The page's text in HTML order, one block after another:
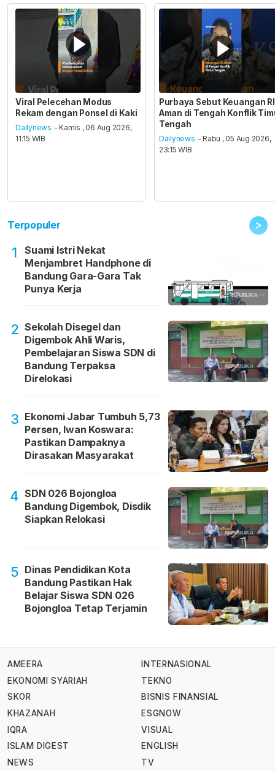
Viral Pelecehan Modus
Rekam dengan Ponsel di Kaki
Dailynews - Kamis , 06 Aug 2026,
11:15 WIB
Purbaya Sebut Keuangan RI
Aman di Tengah Konflik
Tengah
Dailynews - Rabu , 05 Aug 2026,
23:15 WIB
Terpopuler >
1
Suami Istri Nekat
Menjambret Handphone di
Bandung Gara-Gara Tak
Punya Kerja
2 Sekolah Disegel dan
Digembok Ahli Waris,
Pembelajaran Siswa SDN di
Bandung Terpaksa
Direlokasi
3 Ekonomi Jabar Tumbuh 5,73
Persen, Iwan Koswara:
Pastikan Dampaknya
Dirasakan Masyarakat
4 SDN 026 Bojongloa
Bandung Digembok, Disdik
Siapkan Relokasi
5 Dinas Pendidikan Kota
Bandung Pastikan Hak
Belajar Siswa SDN 026
Bojongloa Tetap Terjamin
AMEERA
EKONOMI SYARIAH
SKOR
KHAZANAH
IQRA
ISLAM DIGEST
NEWS
INTERNASIONAL
TEKNO
BISNIS FINANSIAL
ESGNOW
VISUAL
ENGLISH
TV